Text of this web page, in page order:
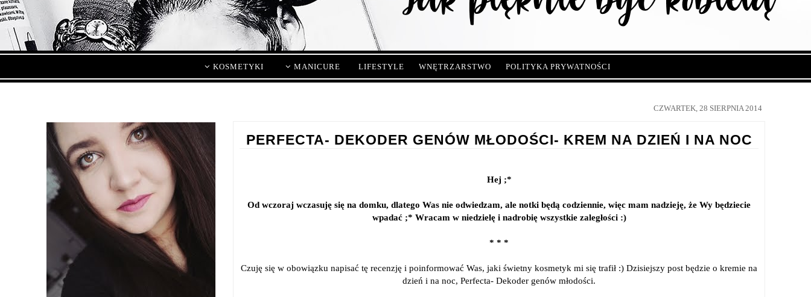
KOSMETYKI MANICURE LIFESTYLE WNĘTRZARSTWO POLITYKA PRYWATNOŚCI
CZWARTEK, 28 SIERPNIA 2014
PERFECTA- DEKODER GENÓW MŁODOŚCI- KREM NA DZIEŃ I NA NOC
Hej ;*
Od wczoraj wczasuję się na domku, dlatego Was nie odwiedzam, ale notki będą codziennie, więc mam nadzieję, że Wy będziecie
wpadać ;* Wracam w niedzielę i nadrobię wszystkie zaległości :)
* * *
Czuję się w obowiązku napisać tę recenzję i poinformować Was, jaki świetny kosmetyk mi się trafił :) Dzisiejszy post będzie o kremie na
dzień i na noc, Perfecta- Dekoder genów młodości.